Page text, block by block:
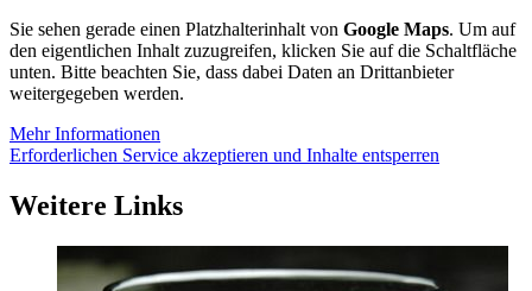
Sie sehen gerade einen Platzhalterinhalt von Google Maps. Um auf
den eigentlichen Inhalt zuzugreifen, klicken Sie auf die Schaltfläche
unten. Bitte beachten Sie, dass dabei Daten an Drittanbieter
weitergegeben werden.
Mehr Informationen
Erforderlichen Service akzeptieren und Inhalte entsperren
Weitere Links